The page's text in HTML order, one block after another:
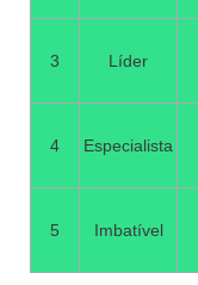
3 Líder
4 Especialista
5 Imbatível